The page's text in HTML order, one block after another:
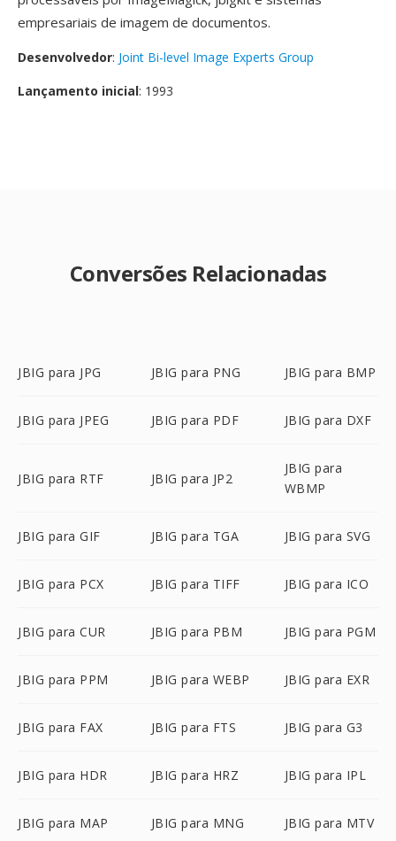
empresariais de imagem de documentos.
Desenvolvedor: Joint Bi-level Image Experts Group
Lançamento inicial: 1993
Conversões Relacionadas
JBIG para JPG JBIG para PNG JBIG para BMP
JBIG para JPEG JBIG para PDF JBIG para DXF
JBIG para RTF JBIG para JP2
JBIG para
WBMP
JBIG para GIF JBIG para TGA JBIG para SVG
JBIG para PCX JBIG para TIFF JBIG para ICO
JBIG para CUR JBIG para PBM JBIG para PGM
JBIG para PPM JBIG para WEBP JBIG para EXR
JBIG para FAX JBIG para FTS JBIG para G3
JBIG para HDR JBIG para HRZ JBIG para IPL
JBIG para MAP JBIG para MNG JBIG para MTV